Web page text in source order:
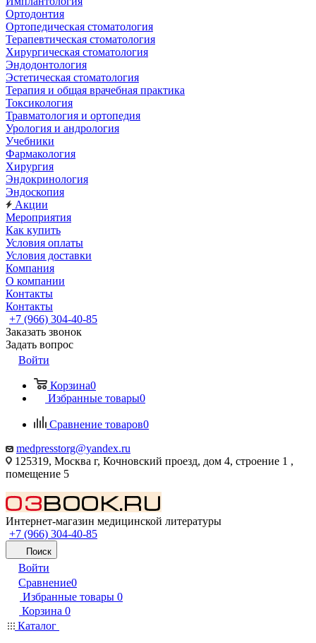
Ортодонтия
Ортопедическая стоматология
Терапевтическая стоматология
Хирургическая стоматология
Эндодонтология
Эстетическая стоматология
Терапия и общая врачебная практика
Токсикология
Травматология и ортопедия
Урология и андрология
Учебники
Фармакология
Хирургия
Эндокринология
Эндоскопия
Акции
Мероприятия
Как купить
Условия оплаты
Условия доставки
Компания
О компании
Контакты
Контакты
+7 (966) 304-40-85
Заказать звонок
Задать вопрос
Войти
Корзина0
Избранные товары0
Сравнение товаров0
medpresstorg@yandex.ru
125319, Москва г, Кочновский проезд, дом 4, строение 1 ,
помещение 5
Интернет-магазин медицинской литературы
+7 (966) 304-40-85
Поиск
Войти
Сравнение0
Избранные товары 0
Корзина 0
Каталог